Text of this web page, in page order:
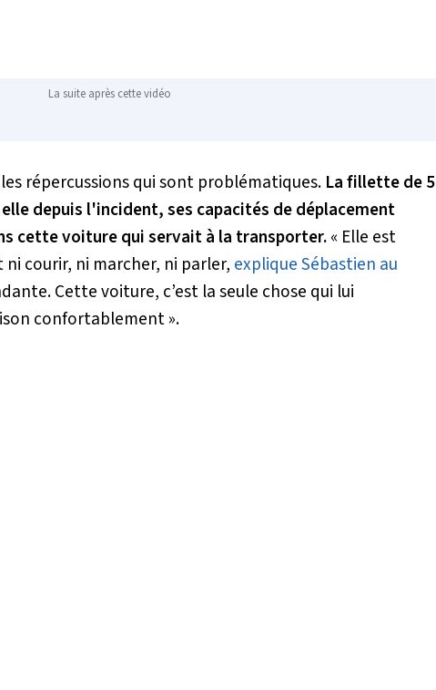
La suite après cette vidéo
répercussions qui sont problématiques. La fillette de 5
depuis l'incident, ses capacités de déplacement
cette voiture qui servait à la transporter.« Elle est
courir, ni marcher, ni parler, explique Sébastien au
Cette voiture, c’est la seule chose qui lui
confortablement ».